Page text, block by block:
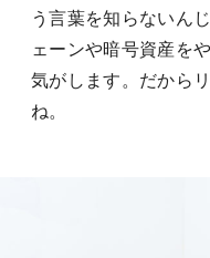
う言葉を知らないん
ェーンや暗号資産を
気がします。だから
ね。